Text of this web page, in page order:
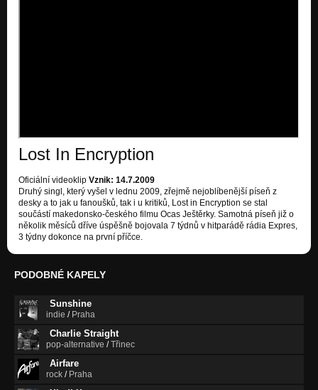
Lost In Encryption
Oficiální videoklip Vznik: 14.7.2009
Druhý singl, který vyšel v lednu 2009, zřejmě nejoblíbenější píseň z
desky a to jak u fanoušků, tak i u kritiků, Lost in Encryption se stal
součástí makedonsko-českého filmu Ocas Ještěrky. Samotná píseň již o
několik měsíců dříve úspěšně bojovala 7 týdnů v hitparádě rádia Expres,
3 týdny dokonce na první příčce.
PODOBNÉ KAPELY
Sunshine
indie / Praha
Charlie Straight
pop-alternative /Třinec
Airfare
rock / Praha